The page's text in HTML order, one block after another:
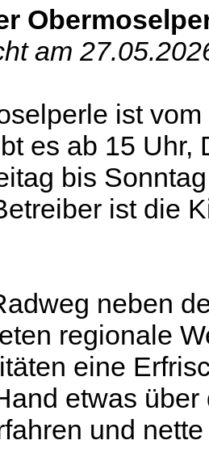
am
ist
es ab 15 Uhr,
bis
ist die
neben
regionale
eine
etwas
und